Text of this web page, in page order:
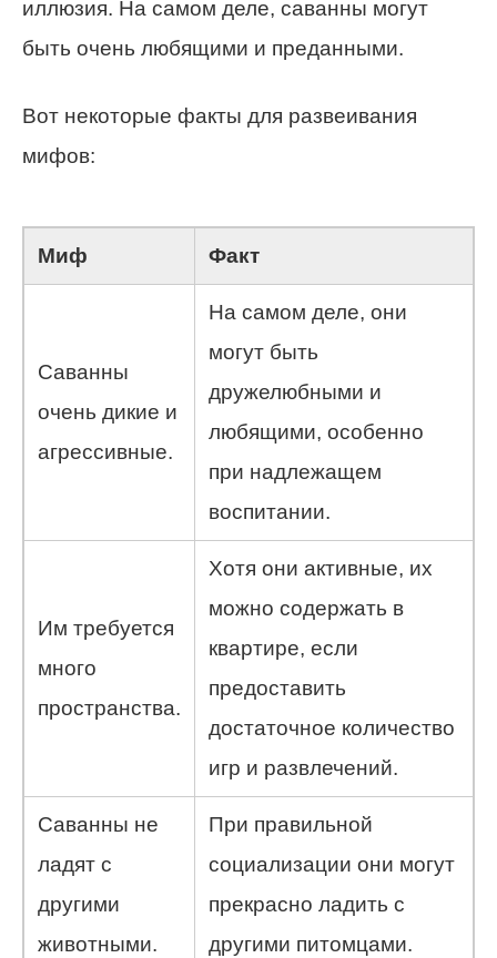
иллюзия. На самом деле, саванны могут
быть очень любящими и преданными.
Вот некоторые факты для развеивания
мифов:
Миф Факт
Саванны
очень дикие и
агрессивные.
На самом деле, они
могут быть
дружелюбными и
любящими, особенно
при надлежащем
воспитании.
Им требуется
много
пространства.
Хотя они активные, их
можно содержать в
квартире, если
предоставить
достаточное количество
игр и развлечений.
Саванны не
ладят с
другими
животными.
При правильной
социализации они могут
прекрасно ладить с
другими питомцами.